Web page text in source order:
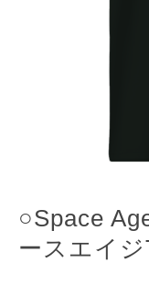
○Space
ースエイ